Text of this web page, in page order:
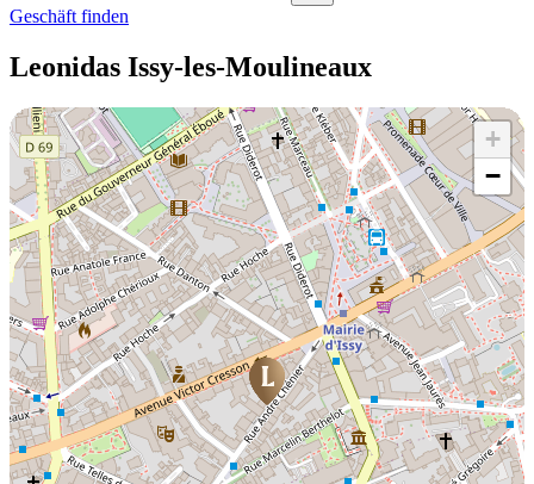
Geschäft finden
Leonidas Issy-les-Moulineaux
+
−